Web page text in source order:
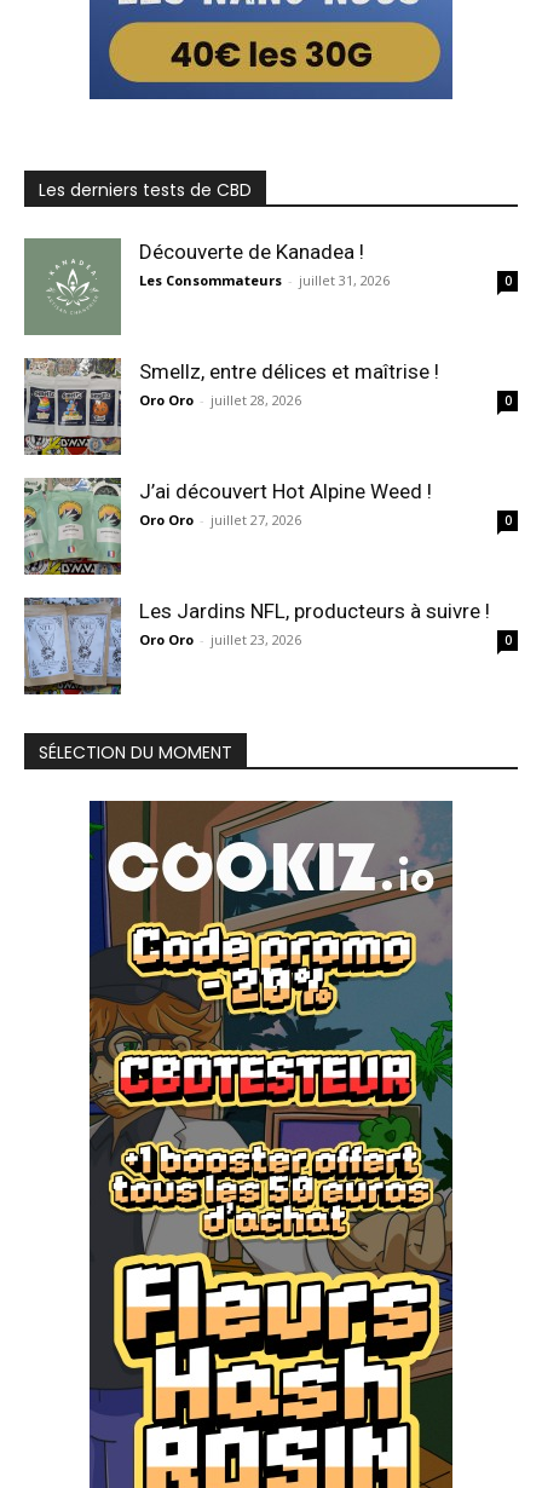
Les derniers tests de CBD
Découverte de Kanadea !
Les Consommateurs - juillet 31, 2026 0
Smellz, entre délices et maîtrise !
Oro Oro - juillet 28, 2026 0
J’ai découvert Hot Alpine Weed !
Oro Oro - juillet 27, 2026 0
Les Jardins NFL, producteurs à suivre !
Oro Oro - juillet 23, 2026 0
SÉLECTION DU MOMENT